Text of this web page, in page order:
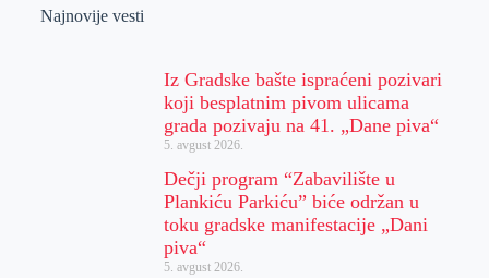
Najnovije vesti
Iz Gradske bašte ispraćeni pozivari
koji besplatnim pivom ulicama
grada pozivaju na 41. „Dane piva“
5. avgust 2026.
Dečji program “Zabavilište u
Plankiću Parkiću” biće održan u
toku gradske manifestacije „Dani
piva“
5. avgust 2026.